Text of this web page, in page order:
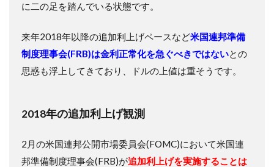
に二の足を踏んでいる状態です。
来年2018年以降の追加利上げペースなど米国連邦準備
制度理事会(FRB)は金利正常化を急ぐべきではないとの
思惑も浮上してきており、ドルの上値は重そうです。
2018年の追加利上げ観測
2月の米国連邦公開市場委員会(FOMC)において米国連
邦準備制度理事会(FRB)が追加利上げを実施することは